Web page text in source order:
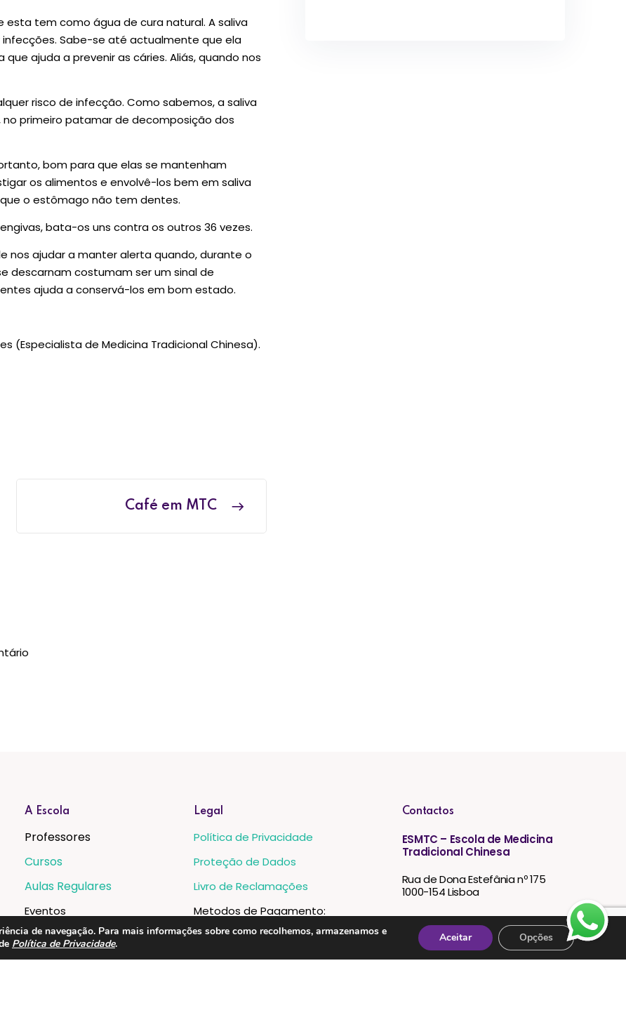
tem como água de cura natural. A saliva
Sabe-se até actualmente que ela
ajuda a prevenir as cáries. Aliás, quando nos
risco de infecção. Como sabemos, a saliva
primeiro patamar de decomposição dos
bom para que elas se mantenham
os alimentos e envolvê-los bem em saliva
o estômago não tem dentes.
bata-os uns contra os outros 36 vezes.
nos ajudar a manter alerta quando, durante o
descarnam costumam ser um sinal de
ajuda a conservá-los em bom estado.
(Especialista de Medicina Tradicional Chinesa).
Café em MTC
A Escola
Professores
Cursos
Aulas Regulares
Eventos
Instalações
Legal
Política de Privacidade
Proteção de Dados
Livro de Reclamações
Metodos de Pagamento:
Contactos
ESMTC – Escola de Medicina
Tradicional Chinesa
Rua de Dona Estefânia nº 175
1000-154 Lisboa
Tel: + 351 213 475 605
e-mail: esmtc@esmtc.pt
de navegação. Para mais informações sobre como recolhemos, armazenamos e
Política de Privacidade. Aceitar Opções